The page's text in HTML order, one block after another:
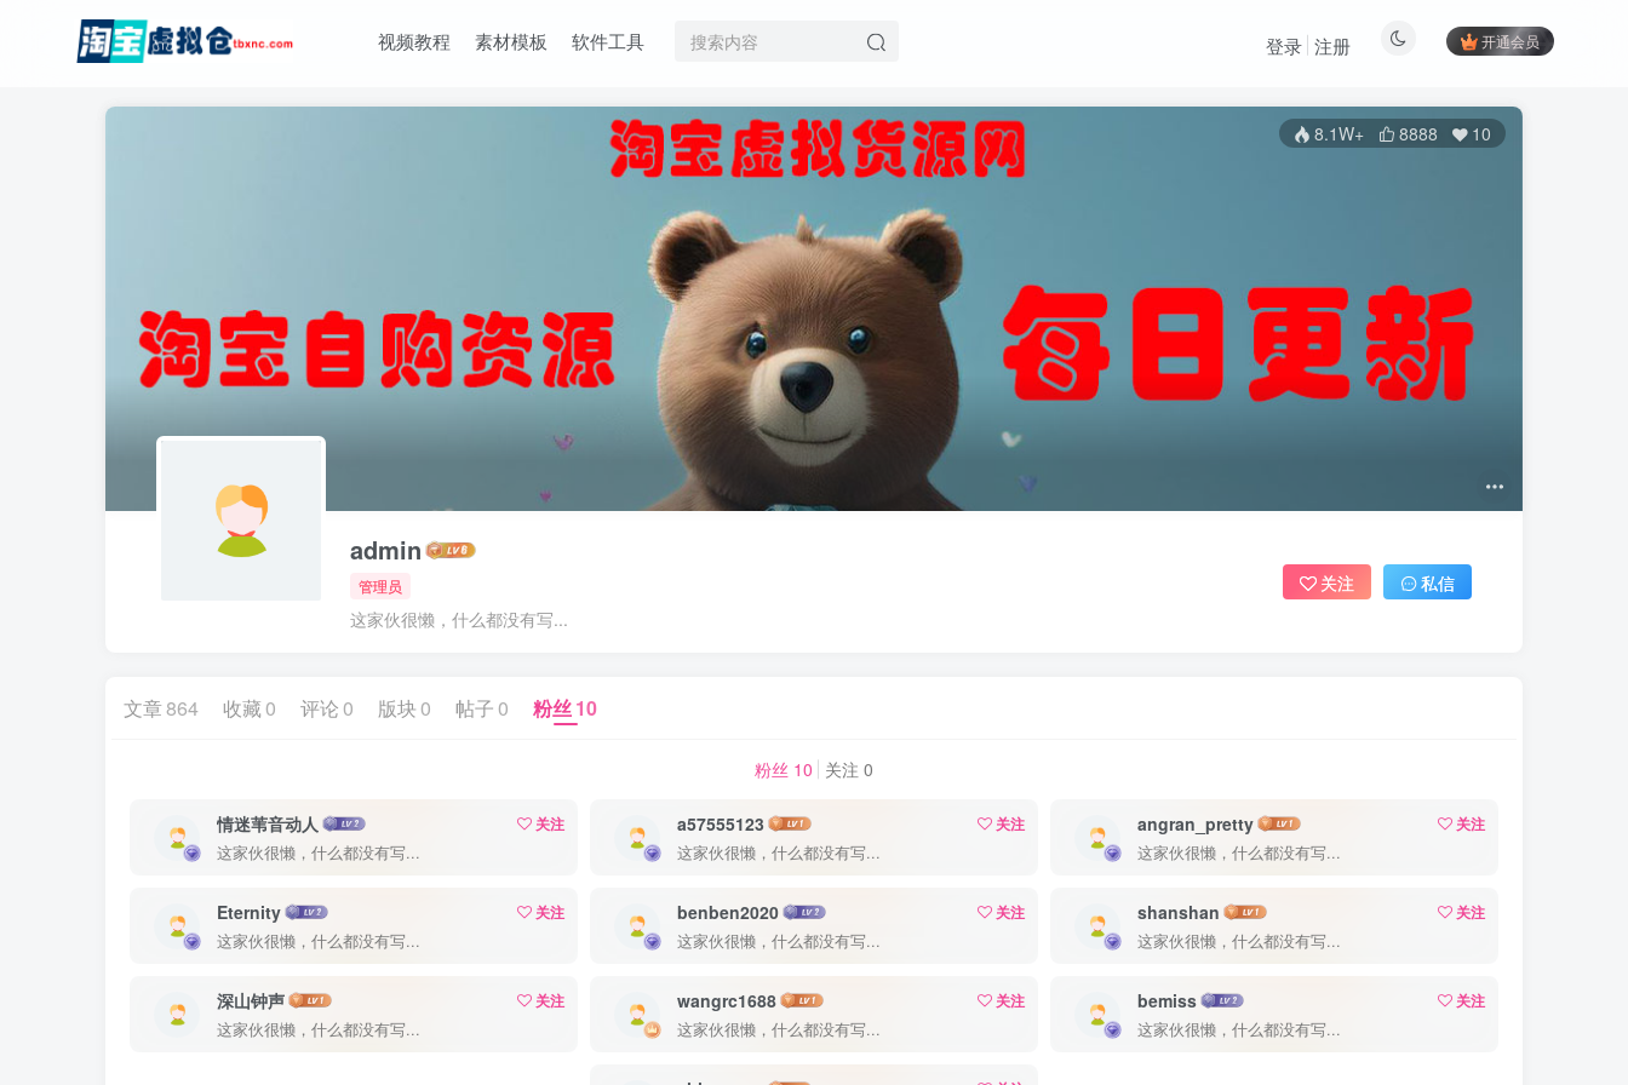
视频教程 素材模板 软件工具 开通会员
登录 注册
8.1W+ 8888 10
admin
管理员
这家伙很懒，什么都没有写...
关注 私信
文章864 收藏 0 评论 0 版块 0 帖子 0 粉丝10
粉丝 10 关注 0
情迷苇音动人
关注
这家伙很懒，什么都没有写...
a57555123
关注
这家伙很懒，什么都没有写...
angran_pretty
关注
这家伙很懒，什么都没有写...
Eternity
关注
这家伙很懒，什么都没有写...
benben2020
关注
这家伙很懒，什么都没有写...
shanshan
关注
这家伙很懒，什么都没有写...
深山钟声
关注
这家伙很懒，什么都没有写...
wangrc1688
关注
这家伙很懒，什么都没有写...
bemiss
关注
这家伙很懒，什么都没有写...